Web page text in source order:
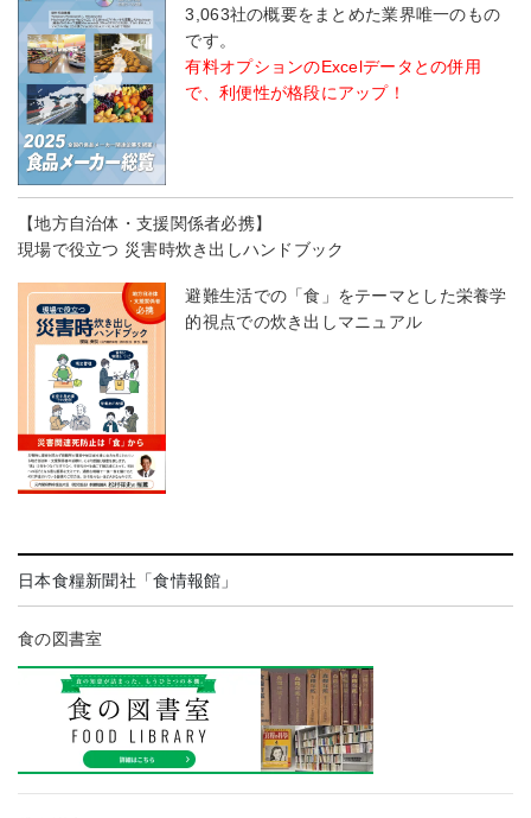
3,063社の概要をまとめた業界唯一のもの
です。
有料オプションのExcelデータとの併用
で、利便性が格段にアップ！
【地方自治体・支援関係者必携】
現場で役立つ 災害時炊き出しハンドブック
避難生活での「食」をテーマとした栄養学
的視点での炊き出しマニュアル
日本食糧新聞社「食情報館」
食の図書室